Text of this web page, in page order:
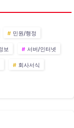
민원/행정
보 서버/인터넷
회사서식